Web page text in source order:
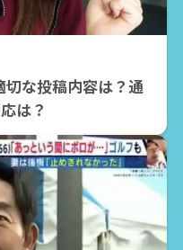
な投稿内容は？通
は？